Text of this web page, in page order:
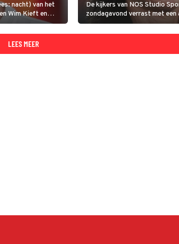
nacht) van het
Wim Kieft en
De kijkers van NOS Studio
zondagavond verrast met
aangepast decor en dat is
seizoen verandert.
LEES MEER